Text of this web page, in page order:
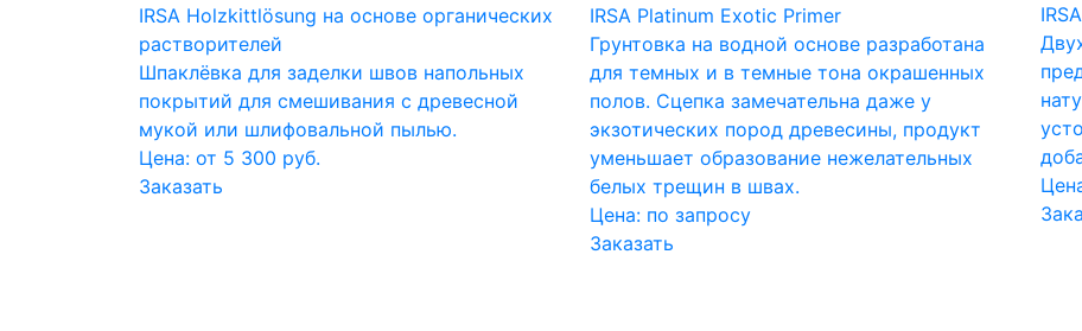
IRSA Holzkittlösung на основе органических
растворителей
Шпаклёвка для заделки швов напольных
покрытий для смешивания с древесной
мукой или шлифовальной пылью.
Цена: от 5 300 руб.
Заказать
IRSA Platinum Exotic Primer
Грунтовка на водной основе разработана
для темных и в темные тона окрашенных
полов. Сцепка замечательна даже у
экзотических пород древесины, продукт
уменьшает образование нежелательных
белых трещин в швах.
Цена: по запросу
Заказать